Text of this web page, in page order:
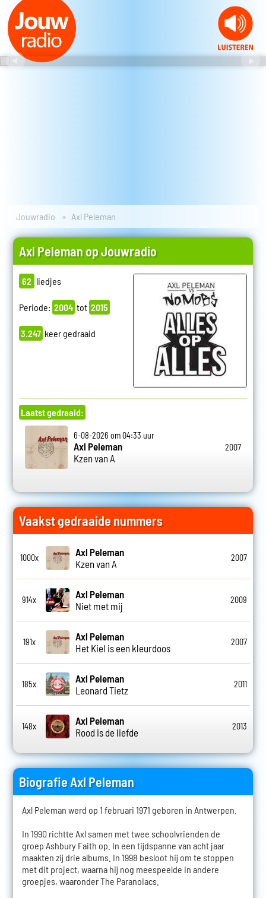
Jouwradio Axl Peleman
Axl Peleman op Jouwradio
62 liedjes
Periode: 2004 tot 2015
3.247 keer gedraaid
Laatst gedraaid:
6-08-2026 om 04:33 uur
Axl Peleman
Kzen van A
2007
Vaakst gedraaide nummers
1000x
Axl Peleman
Kzen van A
2007
914x
Axl Peleman
Niet met mij
2009
191x
Axl Peleman
Het Kiel is een kleurdoos
2007
185x
Axl Peleman
Leonard Tietz
2011
148x
Axl Peleman
Rood is de liefde
2013
Biografie Axl Peleman
Axl Peleman werd op 1 februari 1971 geboren in Antwerpen.
In 1990 richtte Axl samen met twee schoolvrienden de
groep Ashbury Faith op. In een tijdspanne van acht jaar
maakten zij drie albums. In 1998 besloot hij om te stoppen
met dit project, waarna hij nog meespeelde in andere
groepjes, waaronder The Paranoiacs.